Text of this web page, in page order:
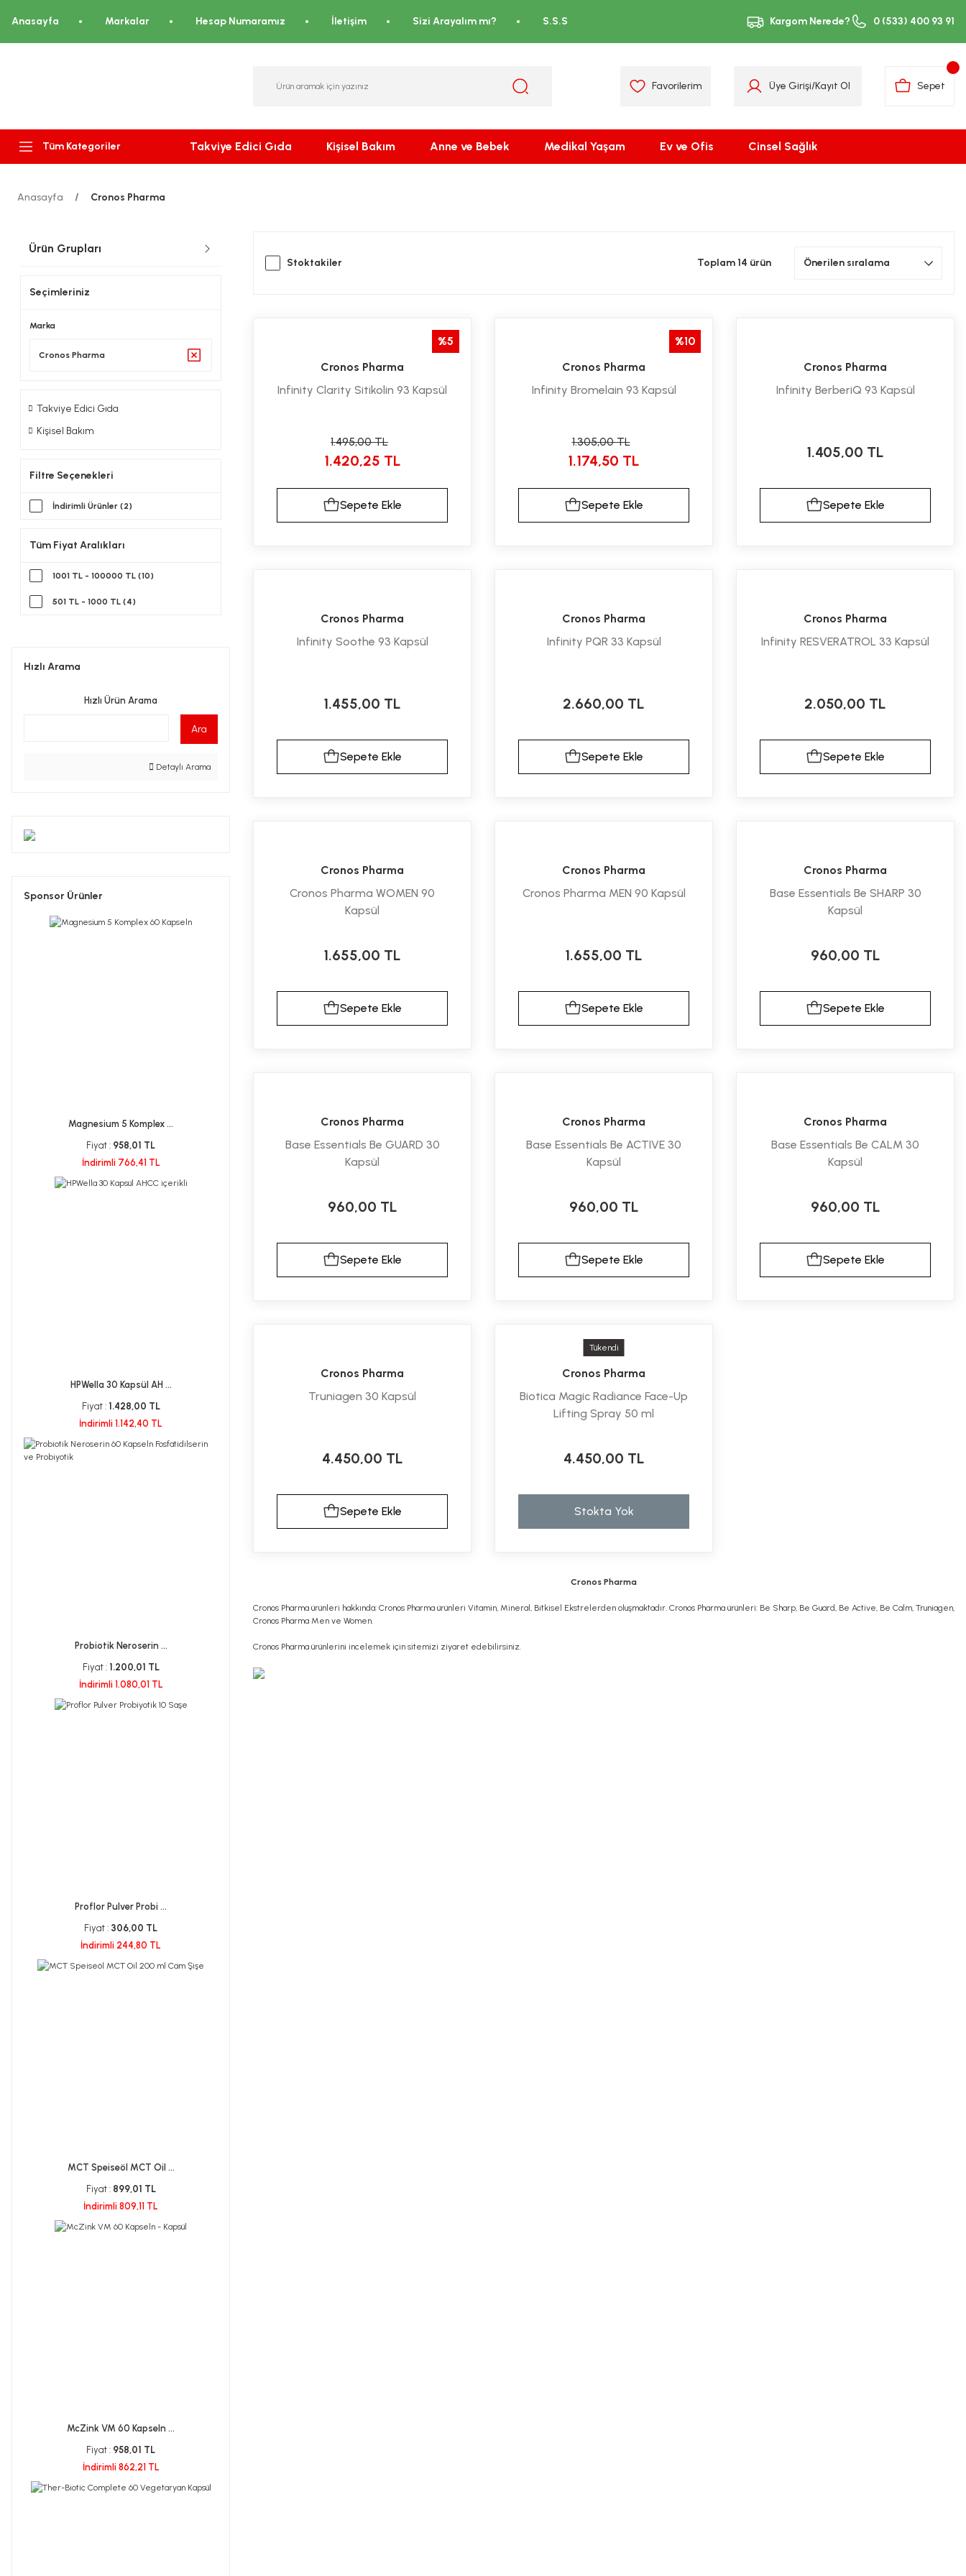
Anasayfa Markalar Hesap Numaramız İletişim Sizi Arayalım mı? S.S.S Kargom Nerede? 0 (533) 400 93 91
Favorilerim Üye Girişi/Kayıt Ol Sepet
Tüm Kategoriler Takviye Edici Gıda Kişisel Bakım Anne ve Bebek Medikal Yaşam Ev ve Ofis Cinsel Sağlık
Anasayfa Cronos Pharma
Ürün Grupları
Seçimleriniz
Marka
Cronos Pharma
Takviye Edici Gıda
Kişisel Bakım
Filtre Seçenekleri
İndirimli Ürünler (2)
Tüm Fiyat Aralıkları
1001 TL - 100000 TL (10)
501 TL - 1000 TL (4)
Hızlı Arama
Hızlı Ürün Arama
Ara
Detaylı Arama
Sponsor Ürünler
Magnesium 5 Komplex ...
Fiyat : 958,01 TL
İndirimli 766,41 TL
HPWella 30 Kapsül AH ...
Fiyat : 1.428,00 TL
İndirimli 1.142,40 TL
Probiotik Neroserin ...
Fiyat : 1.200,01 TL
İndirimli 1.080,01 TL
Proflor Pulver Probi ...
Fiyat : 306,00 TL
İndirimli 244,80 TL
MCT Speiseöl MCT Oil ...
Fiyat : 899,01 TL
İndirimli 809,11 TL
McZink VM 60 Kapseln ...
Fiyat : 958,01 TL
İndirimli 862,21 TL
Stoktakiler Toplam 14 ürün
%5
Cronos Pharma
Infinity Clarity Sitikolin 93 Kapsül
1.495,00 TL
1.420,25 TL
Sepete Ekle
%10
Cronos Pharma
Infinity Bromelain 93 Kapsül
1.305,00 TL
1.174,50 TL
Sepete Ekle
Cronos Pharma
Infinity BerberiQ 93 Kapsül
1.405,00 TL
Sepete Ekle
Cronos Pharma
Infinity Soothe 93 Kapsül
1.455,00 TL
Sepete Ekle
Cronos Pharma
Infinity PQR 33 Kapsül
2.660,00 TL
Sepete Ekle
Cronos Pharma
Infinity RESVERATROL 33 Kapsül
2.050,00 TL
Sepete Ekle
Cronos Pharma
Cronos Pharma WOMEN 90
Kapsül
1.655,00 TL
Sepete Ekle
Cronos Pharma
Cronos Pharma MEN 90 Kapsül
1.655,00 TL
Sepete Ekle
Cronos Pharma
Base Essentials Be SHARP 30
Kapsül
960,00 TL
Sepete Ekle
Cronos Pharma
Base Essentials Be GUARD 30
Kapsül
960,00 TL
Sepete Ekle
Cronos Pharma
Base Essentials Be ACTIVE 30
Kapsül
960,00 TL
Sepete Ekle
Cronos Pharma
Base Essentials Be CALM 30
Kapsül
960,00 TL
Sepete Ekle
Cronos Pharma
Truniagen 30 Kapsül
4.450,00 TL
Sepete Ekle
Tükendi
Cronos Pharma
Biotica Magic Radiance Face-Up
Lifting Spray 50 ml
4.450,00 TL
Stokta Yok
Cronos Pharma
Cronos Pharma ürünleri hakkında: Cronos Pharma ürünleri Vitamin, Mineral, Bitkisel Ekstrelerden oluşmaktadır. Cronos Pharma ürünleri: Be Sharp, Be Guard, Be Active, Be Calm, Truniagen,
Cronos Pharma Men ve Women.
Cronos Pharma ürünlerini incelemek için sitemizi ziyaret edebilirsiniz.